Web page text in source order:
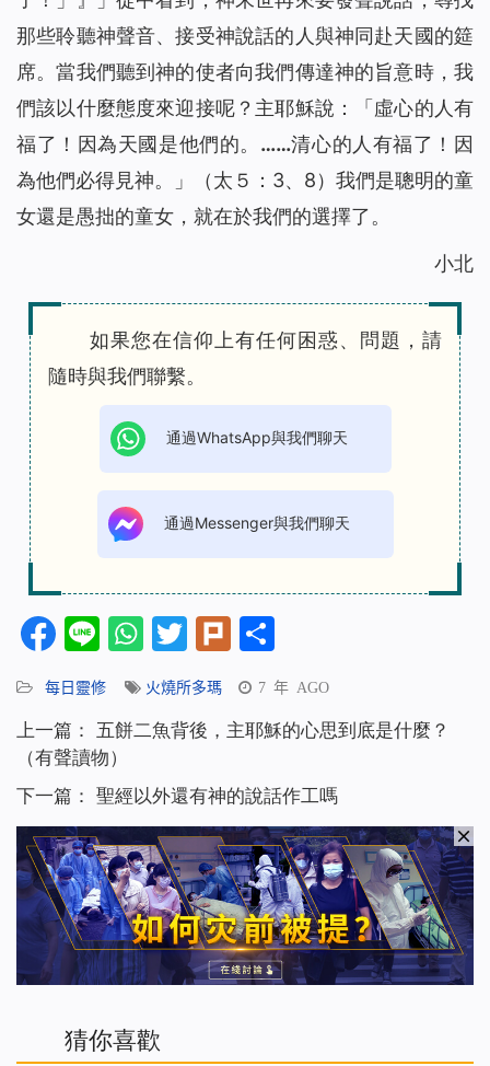
那些聆聽神聲音、接受神說話的人與神同赴天國的筵
席。當我們聽到神的使者向我們傳達神的旨意時，我
們該以什麼態度來迎接呢？主耶穌說 ：「虛心的人有
福了！因為天國是他們的。……清心的人有福了！因
為他們必得見神。」
（太５：3、8）我們是聰明的童
女還是愚拙的童女，就在於我們的選擇了。
小北
如果您在信仰上有任何困惑、問題，請
隨時與我們聯繫。
通過WhatsApp與我們聊天
通過Messenger與我們聊天
Facebook
LineWhatsApp
Twitter
Plurk
享
每日靈修 火燒所多瑪 7 年 AGO
上一篇： 五餅二魚背後，主耶穌的心思到底是什麼？
（有聲讀物）
下一篇： 聖經以外還有神的說話作工嗎
猜你喜歡